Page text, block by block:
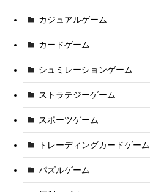
カジュアルゲーム
カードゲーム
シュミレーションゲーム
ストラテジーゲーム
スポーツゲーム
トレーディングカードゲーム
パズルゲーム